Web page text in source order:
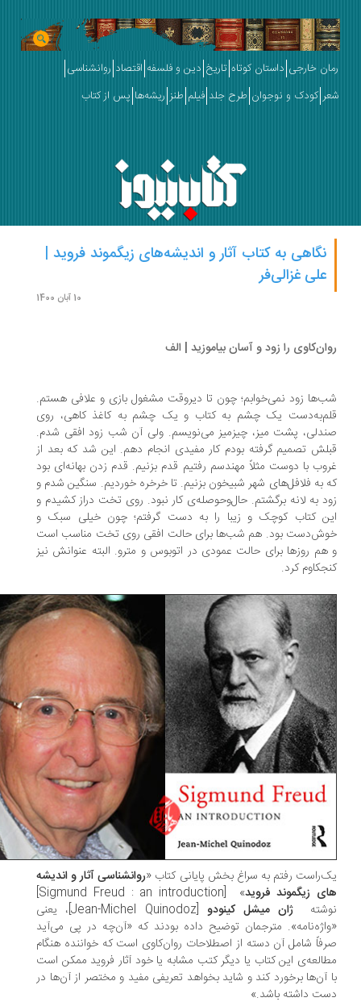
خارجی داستان کوتاه تاریخ دین و فلسفه اقتصاد روانشناسی
کودک و نوجوان طرح جلد فیلم طنز ریشه‌ها پس از کتاب
نگاهی به کتاب آثار و اندیشه‌های زیگموند فروید |
علی غزالی‌فر
را زود و آسان بیاموزید | الف
زود نمی‌خوابم؛ چون تا دیروقت مشغول بازی و علافی هستم.
یک چشم به کتاب و یک چشم به کاغذ کاهی، روی
پشت میز، چیزمیز می‌نویسم. ولی آن شب زود افقی شدم.
تصمیم گرفته بودم کار مفیدی انجام دهم. این شد که بعد از
با دوست مثلاً مهندسم رفتیم قدم بزنیم. قدم زدن بهانه‌ای بود
به فلافل‌های شهر شبیخون بزنیم. تا خرخره خوردیم. سنگین شدم و
به لانه برگشتم. حال‌وحوصله‌ی کار نبود. روی تخت دراز کشیدم و
کتاب کوچک و زیبا را به دست گرفتم؛ چون خیلی سبک و
بود. هم شب‌ها برای حالت افقی روی تخت مناسب است
روزها برای حالت عمودی در اتوبوس و مترو. البته عنوانش نیز
کرد.
رفتم به سراغ بخش پایانی کتاب « روانشناسی آثار و اندیشه
زیگموند فروید
» [Sigmund Freud : an introduction]
ژان میشل کینودو
[Jean-Michel Quinodoz]، یعنی
مترجمان توضیح داده بودند که «آن‌چه در پی می‌آید
شامل آن دسته از اصطلاحات روان‌کاوی است که خواننده هنگام
این کتاب یا دیگر کتب مشابه یا خود آثار فروید ممکن است
آن‌ها برخورد کند و شاید بخواهد تعریفی مفید و مختصر از آن‌ها در
داشته باشد.»